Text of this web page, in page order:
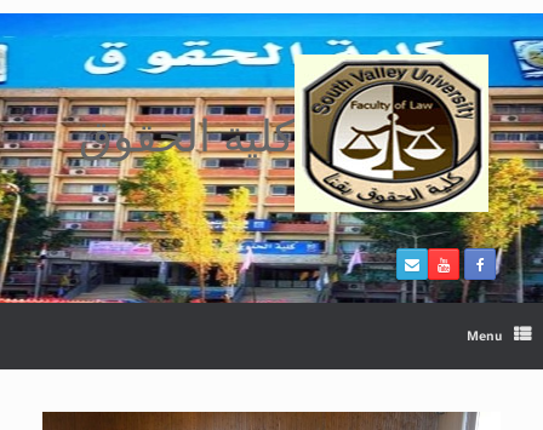
Skip
to
content
كلية الحقوق
Menu